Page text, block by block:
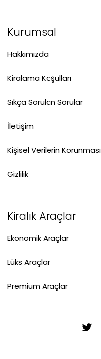
Kurumsal
Hakkımızda
Kiralama Koşulları
Sıkça Sorulan Sorular
İletişim
Kişisel Verilerin Korunması
Gizlilik
Kiralık Araçlar
Ekonomik Araçlar
Lüks Araçlar
Premium Araçlar